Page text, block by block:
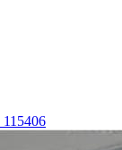
115406